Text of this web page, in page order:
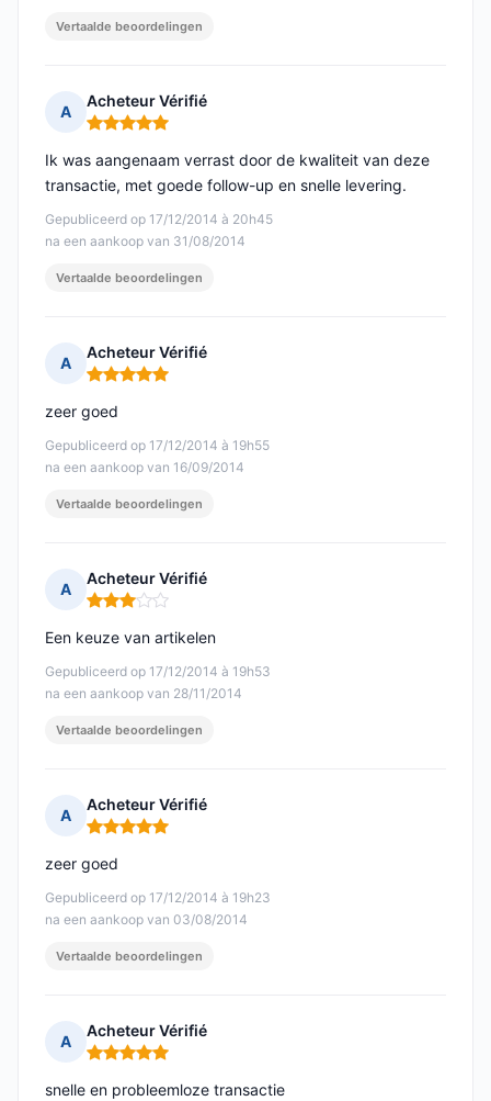
Vertaalde beoordelingen
A
Acheteur Vérifié
Opmerking: 5 van 5
Gepubliceerd op 17/12/2014 à 20h45
na een aankoop van 31/08/2014
Ik was aangenaam verrast door de kwaliteit van deze
transactie, met goede follow-up en snelle levering.
Vertaalde beoordelingen
A
Acheteur Vérifié
Opmerking: 5 van 5
Gepubliceerd op 17/12/2014 à 19h55
na een aankoop van 16/09/2014
zeer goed
Vertaalde beoordelingen
A
Acheteur Vérifié
Opmerking: 3 van 5
Gepubliceerd op 17/12/2014 à 19h53
na een aankoop van 28/11/2014
Een keuze van artikelen
Vertaalde beoordelingen
A
Acheteur Vérifié
Opmerking: 5 van 5
Gepubliceerd op 17/12/2014 à 19h23
na een aankoop van 03/08/2014
zeer goed
Vertaalde beoordelingen
A
Acheteur Vérifié
Opmerking: 5 van 5
snelle en probleemloze transactie